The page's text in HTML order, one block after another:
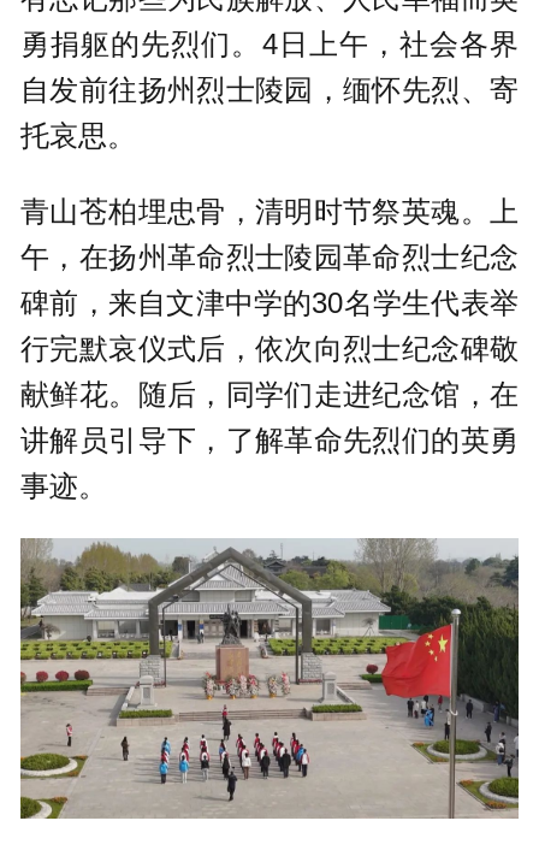
勇捐躯的先烈们。4日上午，社会各界
自发前往扬州烈士陵园，缅怀先烈、寄
托哀思。
青山苍柏埋忠骨，清明时节祭英魂。上
午，在扬州革命烈士陵园革命烈士纪念
碑前，来自文津中学的30名学生代表举
行完默哀仪式后，依次向烈士纪念碑敬
献鲜花。随后，同学们走进纪念馆，在
讲解员引导下，了解革命先烈们的英勇
事迹。